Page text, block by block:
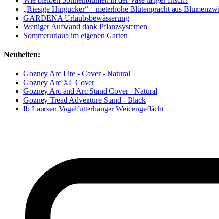
„Riesige Hingucker“ – meterhohe Blütenpracht aus
GARDENA Urlaubsbewässerung
Weniger Aufwand dank Pflanzsystemen
Sommerurlaub im eigenen Garten
Neuheiten:
Gozney Arc Lite - Cover - Natural
Gozney Arc XL Cover
Gozney Arc and Arc Stand Cover - Natural
Gozney Tread Adventure Stand - Black
Ib Laursen Vogelfutterhänger Weidengeflächt